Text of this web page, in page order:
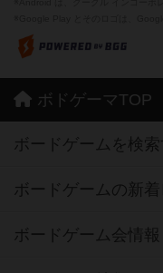
ボドゲーマTOP
ボードゲームを検索
ボードゲームの新
ボードゲーム会情報